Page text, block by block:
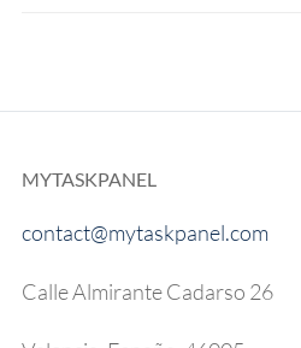
MYTASKPANEL
contact@mytaskpanel.com
Calle Almirante Cadarso 26